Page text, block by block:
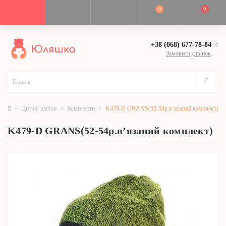
0 0
+38 (068) 677-78-84
Замовити дзвінок
Дитячі шапки Комплекти K479-D GRANS(52-54р.в’язаний комплект)
K479-D GRANS(52-54р.в’язаний комплект)